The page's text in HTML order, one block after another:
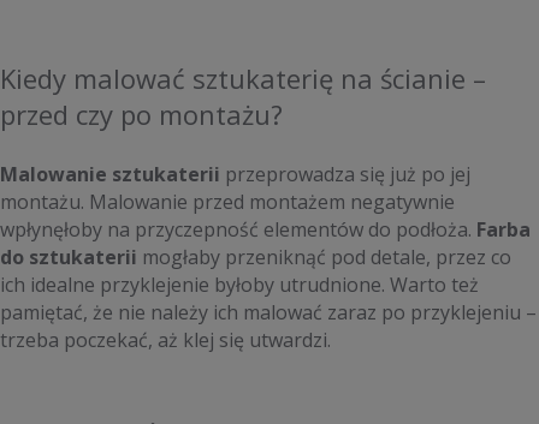
Kiedy malować sztukaterię na ścianie –
przed czy po montażu?
Malowanie sztukaterii przeprowadza się już po jej
montażu. Malowanie przed montażem negatywnie
wpłynęłoby na przyczepność elementów do podłoża. Farba
do sztukaterii mogłaby przeniknąć pod detale, przez co
ich idealne przyklejenie byłoby utrudnione. Warto też
pamiętać, że nie należy ich malować zaraz po przyklejeniu –
trzeba poczekać, aż klej się utwardzi.